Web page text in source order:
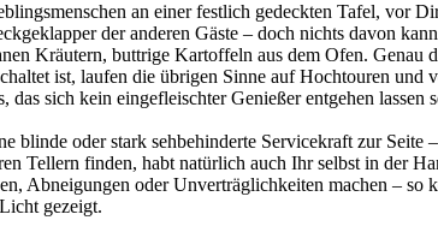
an einer festlich gedeckten Tafel, vor
der anderen Gäste – doch nichts davon
Kräutern, buttrige Kartoffeln aus dem Ofen.
ist, laufen die übrigen Sinne auf Hochtouren
sich kein eingefleischter Genießer entgehen lassen
blinde oder stark sehbehinderte Servicekraft zur Seite
Tellern finden, habt natürlich auch Ihr selbst in der
Abneigungen oder Unverträglichkeiten machen – so
gezeigt.